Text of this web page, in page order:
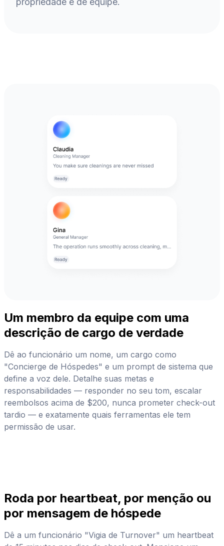
Um membro da equipe com uma
descrição de cargo de verdade
Dê ao funcionário um nome, um cargo como
"Concierge de Hóspedes" e um prompt de sistema que
define a voz dele. Detalhe suas metas e
responsabilidades — responder no seu tom, escalar
reembolsos acima de $200, nunca prometer check-out
tardio — e exatamente quais ferramentas ele tem
permissão de usar.
Roda por heartbeat, por menção ou
por mensagem de hóspede
Dê a um funcionário "Vigia de Turnover" um heartbeat